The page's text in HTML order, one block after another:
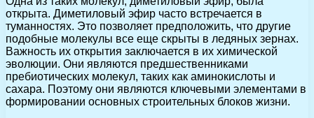
открыта. Диметиловый эфир часто встречается в
туманностях. Это позволяет предположить, что другие
подобные молекулы все еще скрыты в ледяных зернах.
Важность их открытия заключается в их химической
эволюции. Они являются предшественниками
пребиотических молекул, таких как аминокислоты и
сахара. Поэтому они являются ключевыми элементами в
формировании основных строительных блоков жизни.